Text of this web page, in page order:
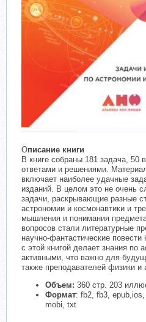
Описание книги
В книге собраны 181 задача, 50
ответами и решениями.
включает наиболее удачные
изданий. В целом это не очень
задачи, раскрывающие разные
астрономии и космонавтики и
мышления и понимания
вопросов стали литературные
научно-фантастические повести
с этой книгой делает знания по
активными, что важно для
также преподавателей физики и
Объем: 360 стр. 203
Формат: fb2, fb3,
mobi, txt